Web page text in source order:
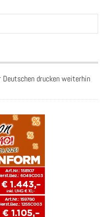
drucken weiterhin